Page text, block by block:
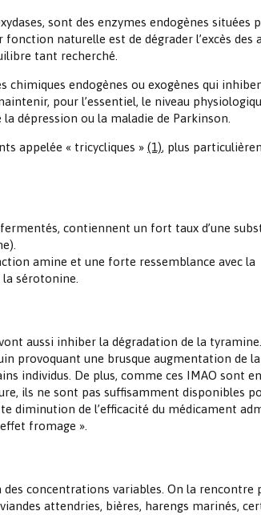
sont des enzymes endogènes situées
fonction naturelle est de dégrader l’excès des
tant recherché.
chimiques endogènes ou exogènes qui
pour l’essentiel, le niveau
dépression ou la maladie de Parkinson.
appelée « tricycliques » (1), plus
contiennent un fort taux d’une
amine et une forte ressemblance avec la
sérotonine.
aussi inhiber la dégradation de la
provoquant une brusque augmentation de
individus. De plus, comme ces IMAO sont
ils ne sont pas suffisamment disponibles
diminution de l’efficacité du médicament
fromage ».
concentrations variables. On la
attendries, bières, harengs marinés,